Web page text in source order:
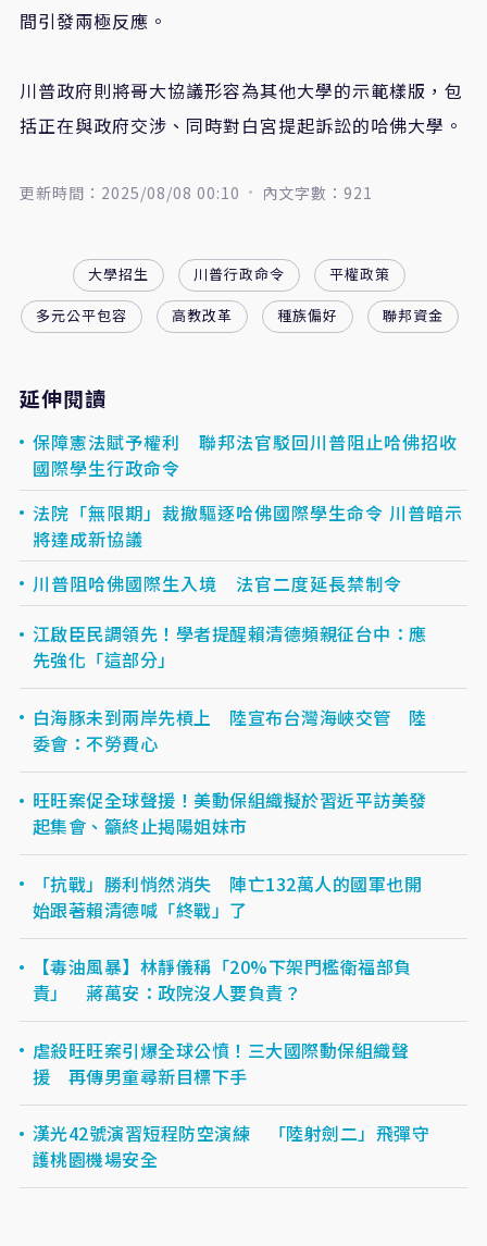
間引發兩極反應。
川普政府則將哥大協議形容為其他大學的示範樣版，包
括正在與政府交涉、同時對白宮提起訴訟的哈佛大學。
更新時間：2025/08/08 00:10 內文字數：921
大學招生 川普行政命令
平權政策
多元公平包容
高教改革 種族偏好 聯邦資金
延伸閱讀
保障憲法賦予權利 聯邦法官駁回川普阻止哈佛招收
國際學生行政命令
法院「無限期」裁撤驅逐哈佛國際學生命令 川普暗示
將達成新協議
川普阻哈佛國際生入境 法官二度延長禁制令
江啟臣民調領先！學者提醒賴清德頻親征台中：應
先強化「這部分」
白海豚未到兩岸先槓上 陸宣布台灣海峽交管 陸
委會：不勞費心
旺旺案促全球聲援！美動保組織擬於習近平訪美發
起集會、籲終止揭陽姐妹市
「抗戰」勝利悄然消失 陣亡132萬人的國軍也開
始跟著賴清德喊「終戰」了
【毒油風暴】林靜儀稱「20%下架門檻衛福部負
責」 蔣萬安：政院沒人要負責？
虐殺旺旺案引爆全球公憤！三大國際動保組織聲
援 再傳男童尋新目標下手
漢光42號演習短程防空演練 「陸射劍二」飛彈守
護桃園機場安全